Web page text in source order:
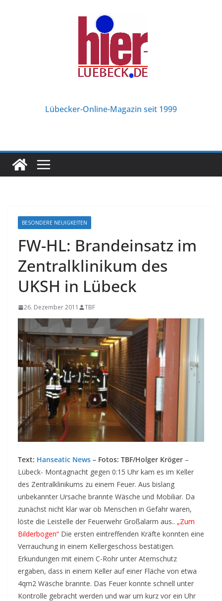
Lübecker-Online-Magazin seit 1999
BESONDERE NEUIGKEITEN
FW-HL: Brandeinsatz im
Zentralklinikum des
UKSH in Lübeck
26. Dezember 2011 TBF
Text: Hanseatic News – Fotos: TBF/Holger Kröger –
Lübeck- Montagnacht gegen 0:15 Uhr kam es im Keller
des Zentralklinikums zu einem Feuer. Aus bislang
unbekannter Ursache brannte Wäsche und Mobiliar. Da
zunächst nicht klar war ob Menschen in Gefahr waren,
löste die Leistelle der Feuerwehr Großalarm aus.. „Zum
Bilderbogen“ Die ersten eintreffenden Kräfte konnten eine
Verrauchung in einem Kellergeschoss bestätigen.
Erkundungen mit einem C-Rohr unter Atemschutz
ergaben, dass in einem Keller auf einer Fläche von etwa
4qm2 Wäsche brannte. Das Feuer konnte schnell unter
Kontrolle gebracht werden und war um kurz vor ein Uhr